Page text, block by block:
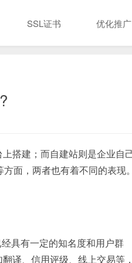
SSL证书 优化推广
搭建；而自建站则是企业自
面，两者也有着不同的表现
具有一定的知名度和用户群
译、信用评级、线上交易等